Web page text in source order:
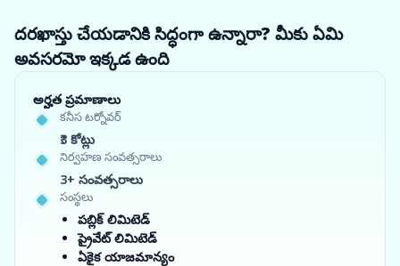
దరఖాస్తు చేయడానికి సిద్ధంగా ఉన్నారా? మీకు ఏమి
అవసరమో ఇక్కడ ఉంది
అర్హత ప్రమాణాలు
కనీస టర్నోవర్
₹3 కోట్లు
నిర్వహణ సంవత్సరాలు
3+ సంవత్సరాలు
సంస్థలు
పబ్లిక్ లిమిటెడ్
ప్రైవేట్ లిమిటెడ్
ఏకైక యాజమాన్యం